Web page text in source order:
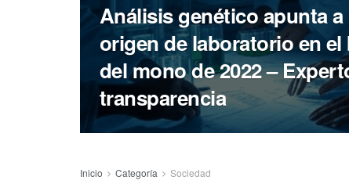
Análisis genético apunta
origen de laboratorio en
del mono de 2022 –
transparencia
Inicio Categoría Sociedad